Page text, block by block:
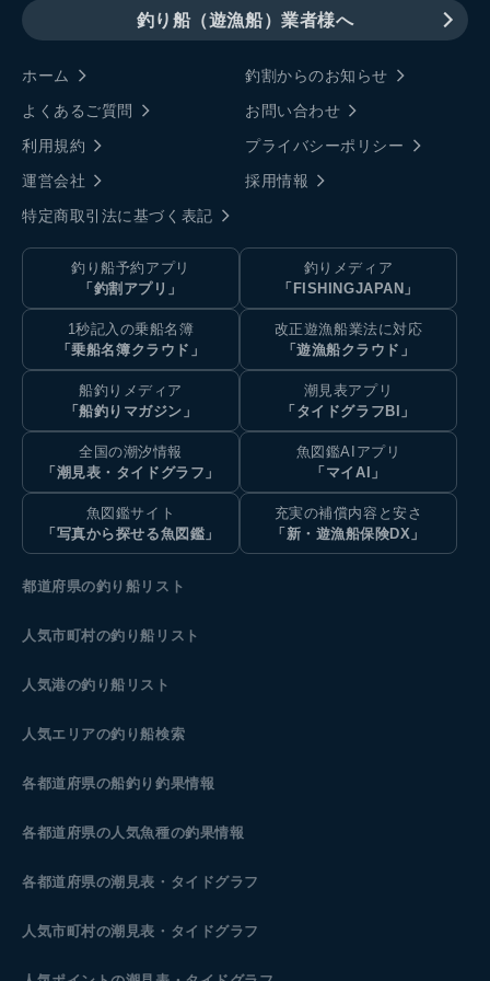
釣り船（遊漁船）業者様へ
ホーム
釣割からのお知らせ
よくあるご質問
お問い合わせ
利用規約
プライバシーポリシー
運営会社
採用情報
特定商取引法に基づく表記
釣り船予約アプリ
「釣割アプリ」
釣りメディア
「FISHINGJAPAN」
1秒記入の乗船名簿
「乗船名簿クラウド」
改正遊漁船業法に対応
「遊漁船クラウド」
船釣りメディア
「船釣りマガジン」
潮見表アプリ
「タイドグラフBI」
全国の潮汐情報
「潮見表・タイドグラフ」
魚図鑑AIアプリ
「マイAI」
魚図鑑サイト
「写真から探せる魚図鑑」
充実の補償内容と安さ
「新・遊漁船保険DX」
都道府県の釣り船リスト
人気市町村の釣り船リスト
人気港の釣り船リスト
人気エリアの釣り船検索
各都道府県の船釣り釣果情報
各都道府県の人気魚種の釣果情報
各都道府県の潮見表 ・タイドグラフ
人気市町村の潮見表・タイドグラフ